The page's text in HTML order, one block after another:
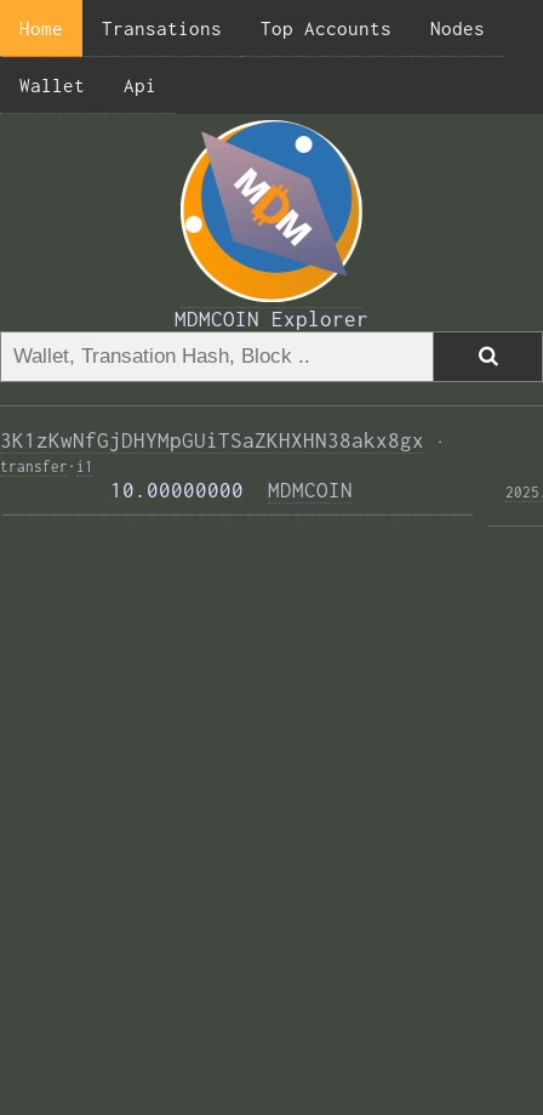
Home Transations Top Accounts Nodes
Wallet Api
MDMCOIN Explorer
3K1zKwNfGjDHYMpGUiTSaZKHXHN38akx8gx
·
transfer · i1
         10.00000000
MDMCOIN
———————————————————————————————————————